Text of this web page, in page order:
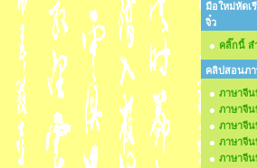
มือใหม่หัดเ
จิ๋ว
คลิ๊กนี้ ส
คลิปสอนภา
ภาษาจี
ภาษาจีน
ภาษาจีน
ภาษาจีน
ภาษาจีน